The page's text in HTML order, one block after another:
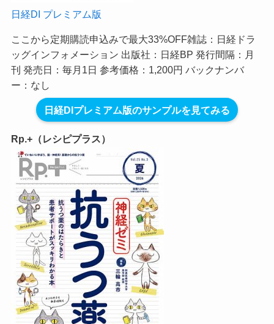
日経DI プレミアム版
ここから定期購読申込みで最大33%OFF雑誌：日経ドラ
ッグインフォメーション 出版社：日経BP 発行間隔：月
刊 発売日：毎月1日 参考価格：1,200円 バックナンバ
ー：なし
日経DIプレミアム版のサンプルを見てみる
Rp.+（レシピプラス）